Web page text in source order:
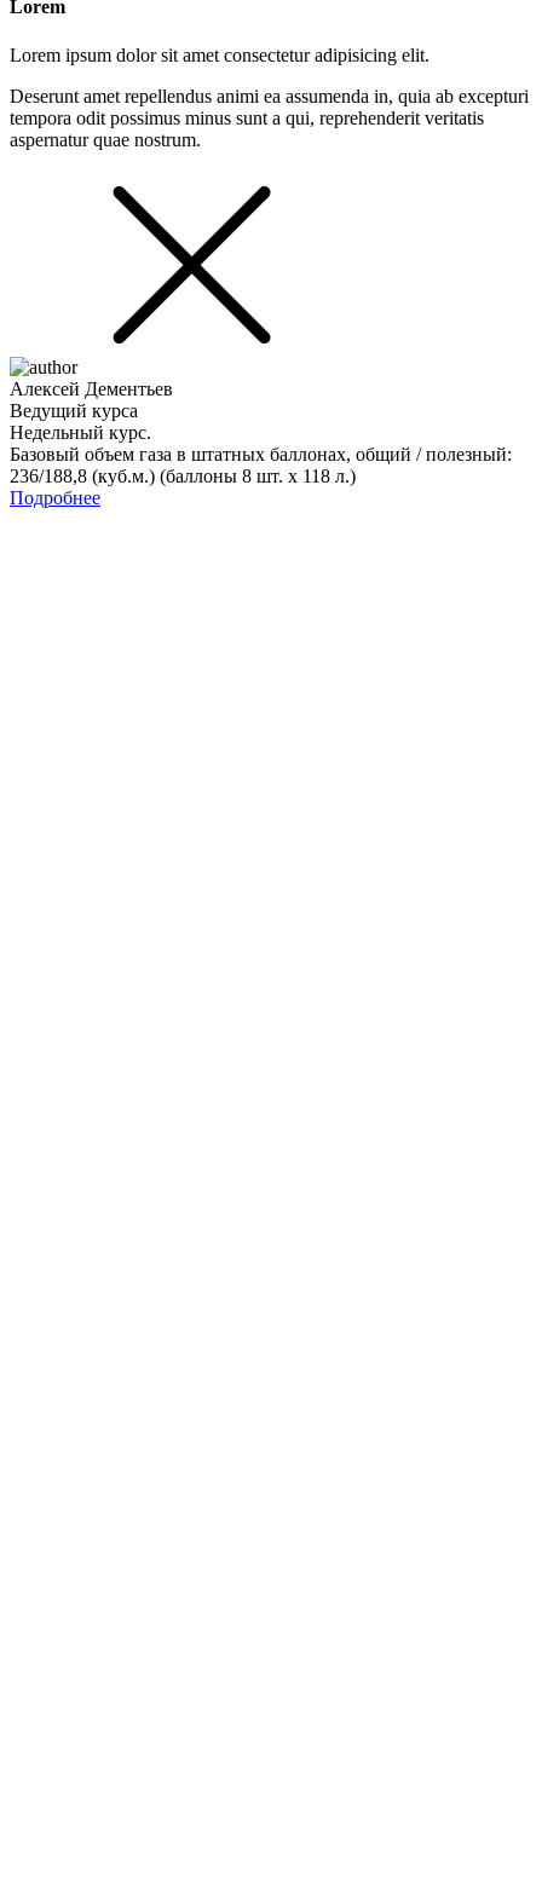
Lorem
Lorem ipsum dolor sit amet consectetur adipisicing elit.
Deserunt amet repellendus animi ea assumenda in, quia ab excepturi
tempora odit possimus minus sunt a qui, reprehenderit veritatis
aspernatur quae nostrum.
Алексей Дементьев
Ведущий курса
Недельный курс.
Базовый объем газа в штатных баллонах, общий / полезный:
236/188,8 (куб.м.) (баллоны 8 шт. х 118 л.)
Подробнее